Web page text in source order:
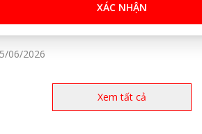
Hợp 50+ Meme Ví Rỗng Trống Trơn
06/2026
Xem tất cả
XÁC NHẬN